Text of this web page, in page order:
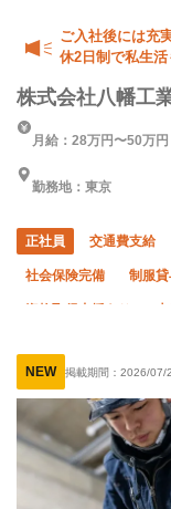
ご入社後には充
休2日制で私生
株式会社八幡工
月給：28万円〜50万円
勤務地：東京
正社員 交通費支給
社会保険完備 制服
資格取得支援あり
NEW 掲載期間： 2026/07/